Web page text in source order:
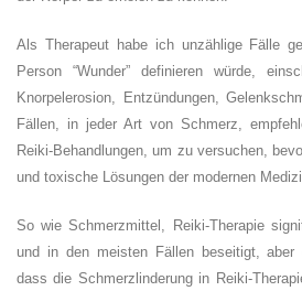
Als Therapeut habe ich unzählige Fälle
Person “Wunder” definieren würde,
Knorpelerosion, Entzündungen,
Fällen, in jeder Art von Schmerz,
Reiki-Behandlungen, um zu versuchen,
und toxische Lösungen der modernen
So wie Schmerzmittel, Reiki-Therapie
und in den meisten Fällen beseitigt,
dass die Schmerzlinderung in Reiki-